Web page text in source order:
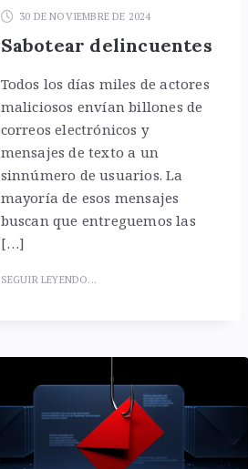
30 DE NOVIEMBRE DE 2024
Sabotear delincuentes
Todos los días miles de actores
maliciosos envían billones de
correos electrónicos y
mensajes de texto a un
sinnúmero de usuarios. La
mayoría de esos mensajes
buscan que entreguemos las
[…]
SEGUIR LEYENDO...